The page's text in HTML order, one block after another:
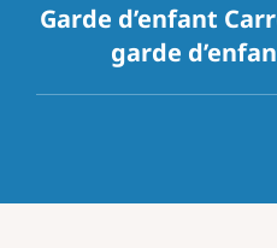
Garde d’enfant
garde